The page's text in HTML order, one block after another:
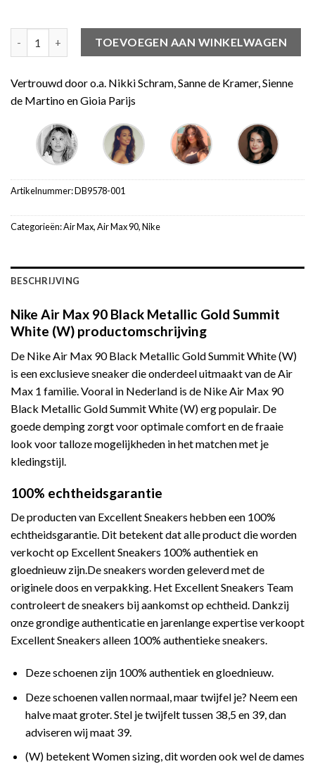
Nike Air Max 90 Black Metallic Gold Summit White (W) aantal
TOEVOEGEN AAN WINKELWAGEN
Vertrouwd door o.a. Nikki Schram, Sanne de Kramer, Sienne
de Martino en Gioia Parijs
Artikelnummer:DB9578-001
Categorieën:Air Max,Air Max 90,Nike
BESCHRIJVING
Nike Air Max 90 Black Metallic Gold Summit
White (W) productomschrijving
De Nike Air Max 90 Black Metallic Gold Summit White (W)
is een exclusieve sneaker die onderdeel uitmaakt van de Air
Max 1 familie. Vooral in Nederland is de Nike Air Max 90
Black Metallic Gold Summit White (W) erg populair. De
goede demping zorgt voor optimale comfort en de fraaie
look voor talloze mogelijkheden in het matchen met je
kledingstijl.
100% echtheidsgarantie
De producten van Excellent Sneakers hebben een 100%
echtheidsgarantie. Dit betekent dat alle product die worden
verkocht op Excellent Sneakers 100% authentiek en
gloednieuw zijn.De sneakers worden geleverd met de
originele doos en verpakking. Het Excellent Sneakers Team
controleert de sneakers bij aankomst op echtheid. Dankzij
onze grondige authenticatie en jarenlange expertise verkoopt
Excellent Sneakers alleen 100% authentieke sneakers.
Deze schoenen zijn 100% authentiek en gloednieuw.
Deze schoenen vallen normaal, maar twijfel je? Neem een
halve maat groter. Stel je twijfelt tussen 38,5 en 39, dan
adviseren wij maat 39.
(W) betekent Women sizing, dit worden ook wel de dames